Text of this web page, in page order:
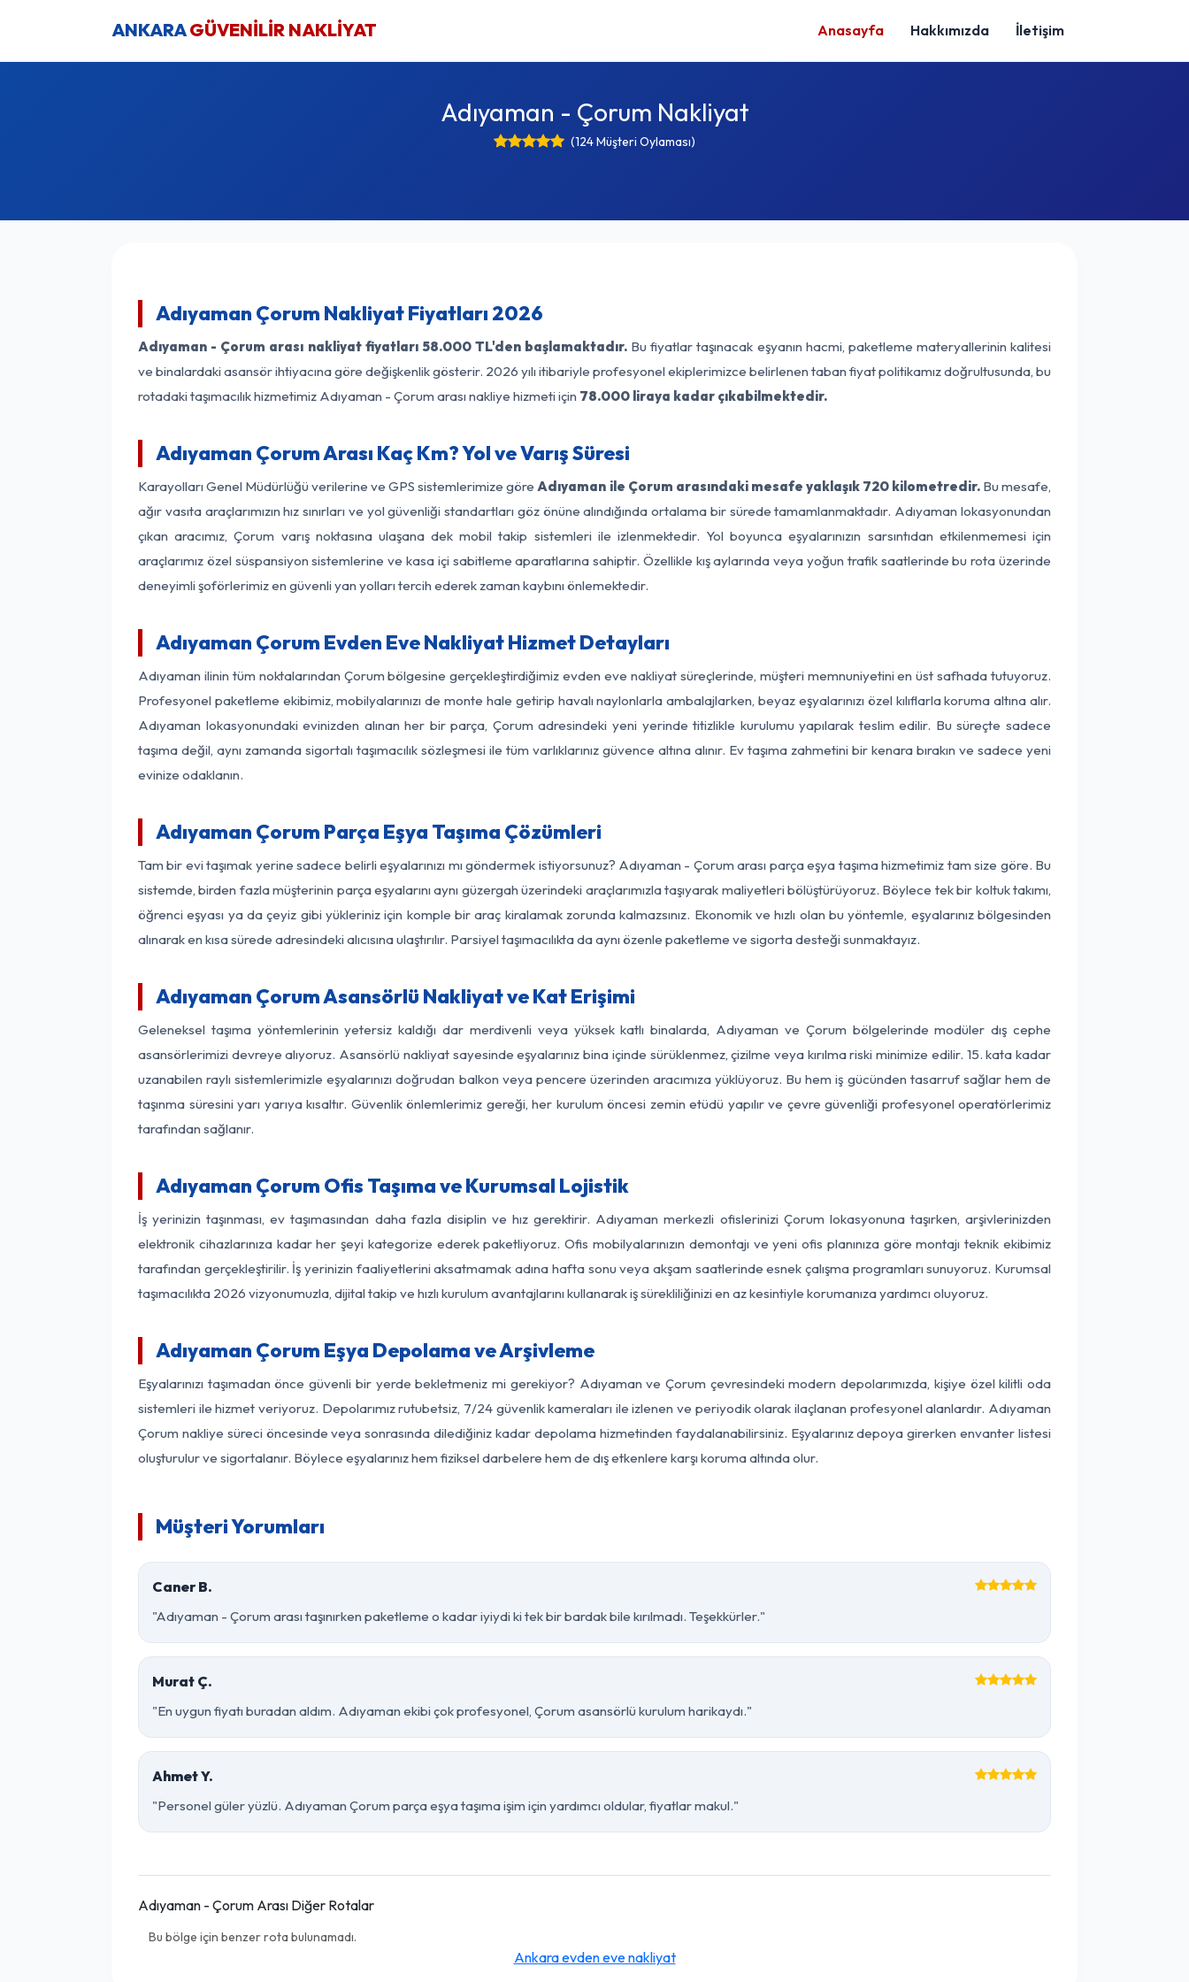
ANKARAGÜVENİLİR NAKLİYAT Anasayfa Hakkımızda İletişim
Adıyaman - Çorum Nakliyat
(124 Müşteri Oylaması)
Adıyaman Çorum Nakliyat Fiyatları 2026
Adıyaman - Çorum arası nakliyat fiyatları 58.000 TL'den başlamaktadır. Bu fiyatlar taşınacak eşyanın hacmi, paketleme materyallerinin kalitesi
ve binalardaki asansör ihtiyacına göre değişkenlik gösterir. 2026 yılı itibariyle profesyonel ekiplerimizce belirlenen taban fiyat politikamız doğrultusunda, bu
rotadaki taşımacılık hizmetimiz Adıyaman - Çorum arası nakliye hizmeti için 78.000 liraya kadar çıkabilmektedir.
Adıyaman Çorum Arası Kaç Km? Yol ve Varış Süresi
Karayolları Genel Müdürlüğü verilerine ve GPS sistemlerimize göreAdıyaman ile Çorum arasındaki mesafe yaklaşık 720 kilometredir.Bu mesafe,
ağır vasıta araçlarımızın hız sınırları ve yol güvenliği standartları göz önüne alındığında ortalama bir sürede tamamlanmaktadır. Adıyaman lokasyonundan
çıkan aracımız, Çorum varış noktasına ulaşana dek mobil takip sistemleri ile izlenmektedir. Yol boyunca eşyalarınızın sarsıntıdan etkilenmemesi için
araçlarımız özel süspansiyon sistemlerine ve kasa içi sabitleme aparatlarına sahiptir. Özellikle kış aylarında veya yoğun trafik saatlerinde bu rota üzerinde
deneyimli şoförlerimiz en güvenli yan yolları tercih ederek zaman kaybını önlemektedir.
Adıyaman Çorum Evden Eve Nakliyat Hizmet Detayları
Adıyaman ilinin tüm noktalarından Çorum bölgesine gerçekleştirdiğimiz evden eve nakliyat süreçlerinde, müşteri memnuniyetini en üst safhada tutuyoruz.
Profesyonel paketleme ekibimiz, mobilyalarınızı de monte hale getirip havalı naylonlarla ambalajlarken, beyaz eşyalarınızı özel kılıflarla koruma altına alır.
Adıyaman lokasyonundaki evinizden alınan her bir parça, Çorum adresindeki yeni yerinde titizlikle kurulumu yapılarak teslim edilir. Bu süreçte sadece
taşıma değil, aynı zamanda sigortalı taşımacılık sözleşmesi ile tüm varlıklarınız güvence altına alınır. Ev taşıma zahmetini bir kenara bırakın ve sadece yeni
evinize odaklanın.
Adıyaman Çorum Parça Eşya Taşıma Çözümleri
Tam bir evi taşımak yerine sadece belirli eşyalarınızı mı göndermek istiyorsunuz? Adıyaman - Çorum arası parça eşya taşıma hizmetimiz tam size göre. Bu
sistemde, birden fazla müşterinin parça eşyalarını aynı güzergah üzerindeki araçlarımızla taşıyarak maliyetleri bölüştürüyoruz. Böylece tek bir koltuk takımı,
öğrenci eşyası ya da çeyiz gibi yükleriniz için komple bir araç kiralamak zorunda kalmazsınız. Ekonomik ve hızlı olan bu yöntemle, eşyalarınız bölgesinden
alınarak en kısa sürede adresindeki alıcısına ulaştırılır. Parsiyel taşımacılıkta da aynı özenle paketleme ve sigorta desteği sunmaktayız.
Adıyaman Çorum Asansörlü Nakliyat ve Kat Erişimi
Geleneksel taşıma yöntemlerinin yetersiz kaldığı dar merdivenli veya yüksek katlı binalarda, Adıyaman ve Çorum bölgelerinde modüler dış cephe
asansörlerimizi devreye alıyoruz. Asansörlü nakliyat sayesinde eşyalarınız bina içinde sürüklenmez, çizilme veya kırılma riski minimize edilir. 15. kata kadar
uzanabilen raylı sistemlerimizle eşyalarınızı doğrudan balkon veya pencere üzerinden aracımıza yüklüyoruz. Bu hem iş gücünden tasarruf sağlar hem de
taşınma süresini yarı yarıya kısaltır. Güvenlik önlemlerimiz gereği, her kurulum öncesi zemin etüdü yapılır ve çevre güvenliği profesyonel operatörlerimiz
tarafından sağlanır.
Adıyaman Çorum Ofis Taşıma ve Kurumsal Lojistik
İş yerinizin taşınması, ev taşımasından daha fazla disiplin ve hız gerektirir. Adıyaman merkezli ofislerinizi Çorum lokasyonuna taşırken, arşivlerinizden
elektronik cihazlarınıza kadar her şeyi kategorize ederek paketliyoruz. Ofis mobilyalarınızın demontajı ve yeni ofis planınıza göre montajı teknik ekibimiz
tarafından gerçekleştirilir. İş yerinizin faaliyetlerini aksatmamak adına hafta sonu veya akşam saatlerinde esnek çalışma programları sunuyoruz. Kurumsal
taşımacılıkta 2026 vizyonumuzla, dijital takip ve hızlı kurulum avantajlarını kullanarak iş sürekliliğinizi en az kesintiyle korumanıza yardımcı oluyoruz.
Adıyaman Çorum Eşya Depolama ve Arşivleme
Eşyalarınızı taşımadan önce güvenli bir yerde bekletmeniz mi gerekiyor? Adıyaman ve Çorum çevresindeki modern depolarımızda, kişiye özel kilitli oda
sistemleri ile hizmet veriyoruz. Depolarımız rutubetsiz, 7/24 güvenlik kameraları ile izlenen ve periyodik olarak ilaçlanan profesyonel alanlardır. Adıyaman
Çorum nakliye süreci öncesinde veya sonrasında dilediğiniz kadar depolama hizmetinden faydalanabilirsiniz. Eşyalarınız depoya girerken envanter listesi
oluşturulur ve sigortalanır. Böylece eşyalarınız hem fiziksel darbelere hem de dış etkenlere karşı koruma altında olur.
Müşteri Yorumları
Caner B.
"Adıyaman - Çorum arası taşınırken paketleme o kadar iyiydi ki tek bir bardak bile kırılmadı. Teşekkürler."
Murat Ç.
"En uygun fiyatı buradan aldım. Adıyaman ekibi çok profesyonel, Çorum asansörlü kurulum harikaydı."
Ahmet Y.
"Personel güler yüzlü. Adıyaman Çorum parça eşya taşıma işim için yardımcı oldular, fiyatlar makul."
Adıyaman - Çorum Arası Diğer Rotalar
Bu bölge için benzer rota bulunamadı.
Ankara evden eve nakliyat